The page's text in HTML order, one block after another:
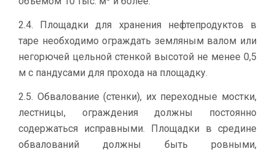
2.4. Площадки для хранения нефтепродуктов в
таре необходимо ограждать земляным валом или
негорючей цельной стенкой высотой не менее 0,5
м с пандусами для прохода на площадку.
2.5. Обвалование (стенки), их переходные мостки,
лестницы, ограждения должны постоянно
содержаться исправными. Площадки в средине
обвалований должны быть ровными,